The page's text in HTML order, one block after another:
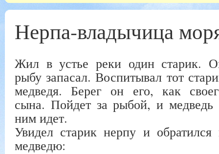
Нерпа-владычица
Жил в устье реки один старик.
рыбу запасал. Воспитывал тот
медведя. Берег он его, как
сына. Пойдет за рыбой, и медведь
ним идет.
Увидел старик нерпу и обратился
медведю: